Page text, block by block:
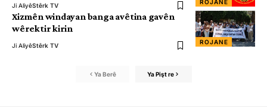
ROJANE
Ji AliyêStêrk TV
ROJANE
Xizmên windayan banga avêtina gavên
wêrektir kirin
Ji AliyêStêrk TV
Ya Berê Ya Pişt re